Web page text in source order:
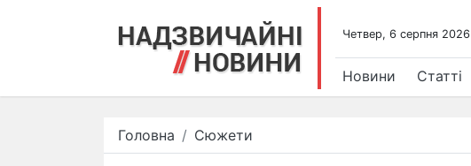
Четвер, 6 серпня
Новини Статті
Головна Сюжети